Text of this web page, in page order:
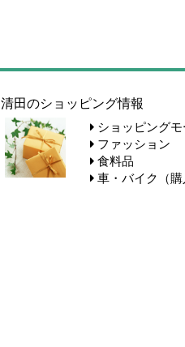
清田のショッピング情報
ショッピングモ
ファッション
食料品
車・バイク（購